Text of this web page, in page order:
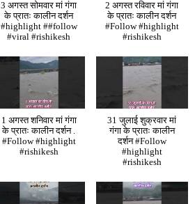
3 अगस्त सोमवार मां गंगा
के प्रातः कालीन दर्शन
#highlight ##follow
#viral #rishikesh
2 अगस्त रविवार मां गंगा
के प्रातः कालीन दर्शन
#Follow #highlight
#rishikesh
1 अगस्त शनिवार मां गंगा
के प्रातः कालीन दर्शन .
#Follow #highlight
#rishikesh
31 जुलाई शुक्रवार मां
गंगा के प्रातः कालीन
दर्शन #Follow
#highlight
#rishikesh